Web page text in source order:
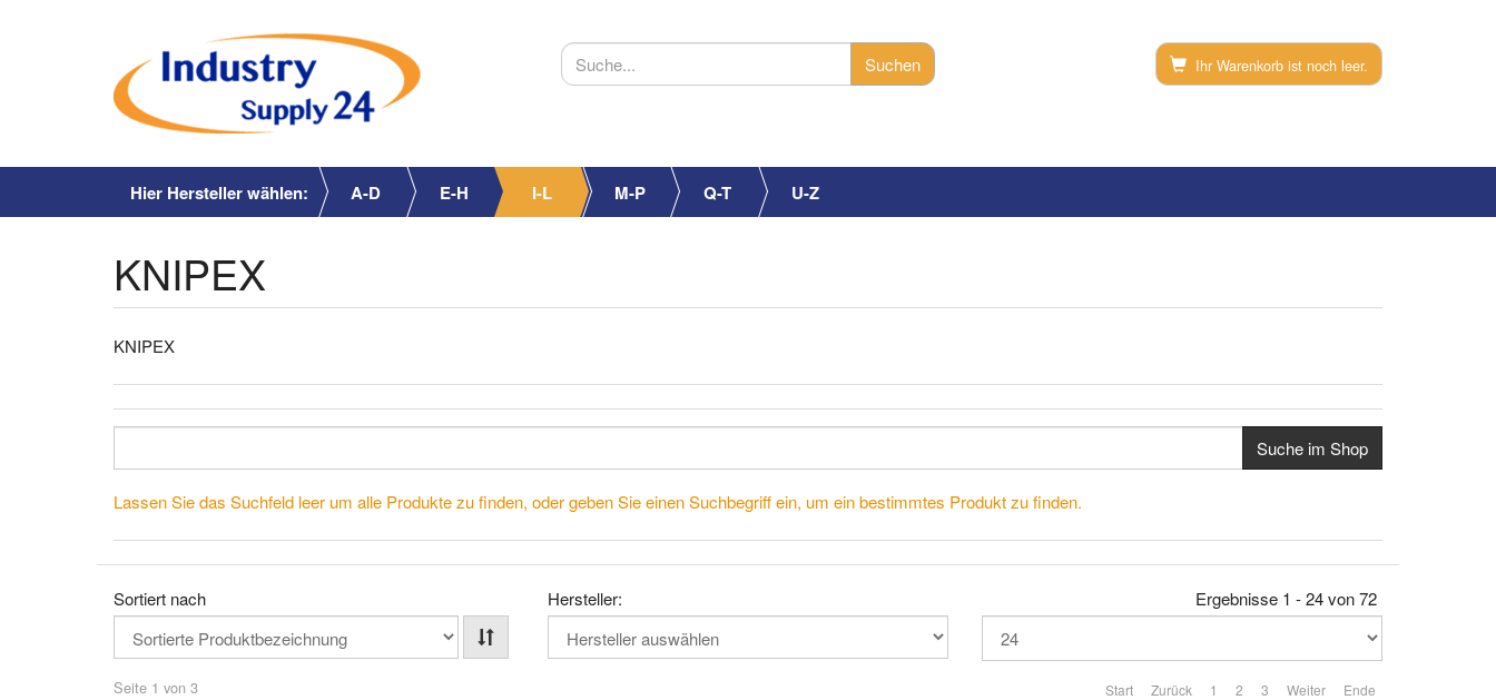
Ihr Warenkorb ist noch leer.
Hier Hersteller wählen: A-D E-H I-L M-P Q-T U-Z
KNIPEX
KNIPEX
Suche im Shop
Lassen Sie das Suchfeld leer um alle Produkte zu finden, oder geben Sie einen Suchbegriff ein, um ein bestimmtes Produkt zu finden.
Sortiert nach Hersteller: Ergebnisse 1 - 24 von 72
Seite 1 von 3 Start Zurück 1 2 3 Weiter Ende